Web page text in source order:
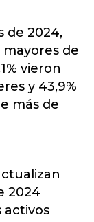
de 2024,
mayores de
vieron
y 43,9%
más de
2024
activos